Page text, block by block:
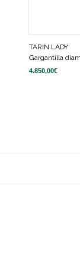
TARIN LADY
Gargantilla
4.850,00€